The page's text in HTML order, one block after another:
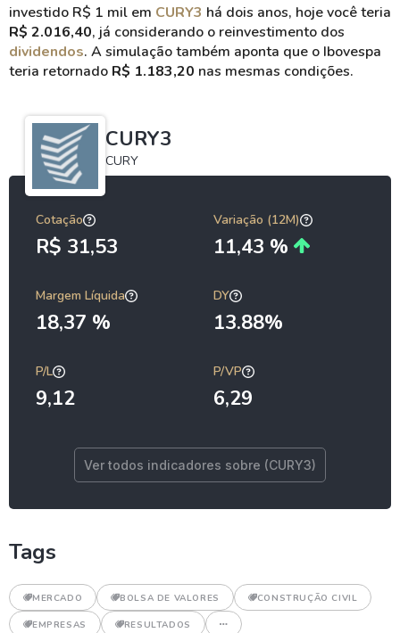
investido R$ 1 mil em CURY3 há dois anos, hoje você teria
R$ 2.016,40, já considerando o reinvestimento dos
dividendos. A simulação também aponta que o Ibovespa
teria retornado R$ 1.183,20 nas mesmas condições.
CURY3
CURY
Cotação
R$ 31,53
Variação (12M)
11,43 %
Margem Líquida
18,37 %
DY
13.88%
P/L
9,12
P/VP
6,29
Ver todos indicadores sobre (CURY3)
Tags
MERCADO BOLSA DE VALORES CONSTRUÇÃO CIVIL
EMPRESAS RESULTADOS